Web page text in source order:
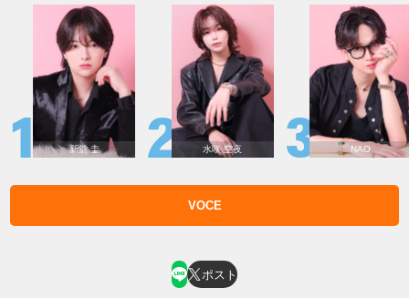
新堂 圭 水咲 空夜 NAO
VOCE
ポスト